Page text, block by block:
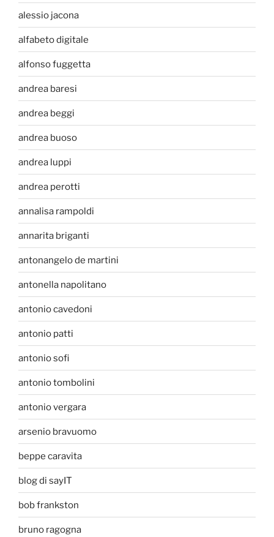
alessio jacona
alfabeto digitale
alfonso fuggetta
andrea baresi
andrea beggi
andrea buoso
andrea luppi
andrea perotti
annalisa rampoldi
annarita briganti
antonangelo de martini
antonella napolitano
antonio cavedoni
antonio patti
antonio sofi
antonio tombolini
antonio vergara
arsenio bravuomo
beppe caravita
blog di sayIT
bob frankston
bruno ragogna